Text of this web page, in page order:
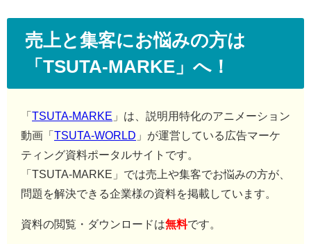
売上と集客にお悩みの方は
「TSUTA-MARKE」へ！
「 TSUTA-MARKE 」は、説明用特化のアニメーション
動画「 TSUTA-WORLD 」が運営している広告マーケ
ティング資料ポータルサイトです。
「TSUTA-MARKE」では売上や集客でお悩みの方が、
問題を解決できる企業様の資料を掲載しています。
資料の閲覧・ダウンロードは無料です。